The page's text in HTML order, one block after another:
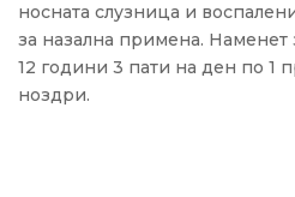
носната слузница и
за назална примена.
12 години 3 пати на ден по 1
ноздри.